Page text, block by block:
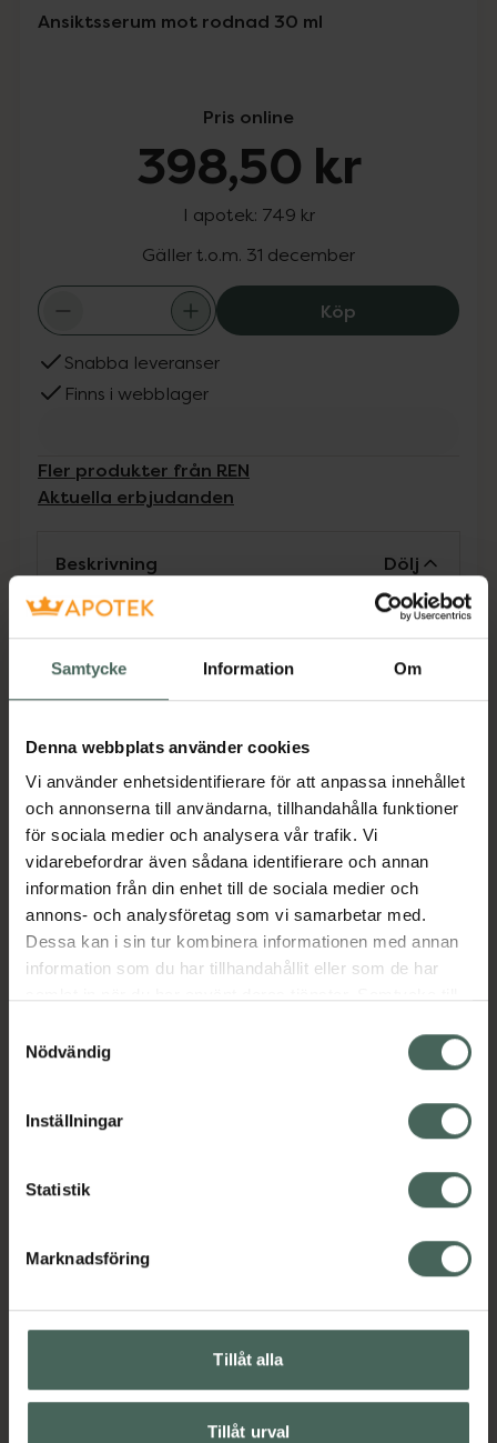
Samtycke Information Om
Denna webbplats använder cookies
Vi använder enhetsidentifierare för att anpassa innehållet
och annonserna till användarna, tillhandahålla funktioner
för sociala medier och analysera vår trafik. Vi
vidarebefordrar även sådana identifierare och annan
information från din enhet till de sociala medier och
annons- och analysföretag som vi samarbetar med.
Dessa kan i sin tur kombinera informationen med annan
information som du har tillhandahållit eller som de har
återkalla ditt samtycke via webbplatsens
cookieinställningar. Ett återkallat samtycke påverkar inte
lagligheten av behandling som skett innan återkallelsen.
Nödvändig
Inställningar
Statistik
Marknadsföring
Tillåt alla
Tillåt urval
Ansiktsserum mot rodnad 30 ml
Pris online
398,50 kr
I apotek: 749 kr
Gäller t.o.m. 31 december
KöpREN Evercalm
Snabba leveranser
Finns i webblager
Fler produkter från REN
Aktuella erbjudanden
Beskrivning Dölj
REN Evercalm Redness Relief Serum är ett
naturligt extrakt från vit svamp som
minimerar rodnad, känslighet och irritation i
stärker även hudens barriär och skyddar därför
mot framtida miljöpåverkan. Resultatet är
minskad rodnad och en jämnare, mjukare hud
som känns mindre irriterad.
Jämförpris
24,97 kr / ml
EAN:05056264704043
Kategorier:
Omdömen Visa
Visa
Upptäck flera produkter inom